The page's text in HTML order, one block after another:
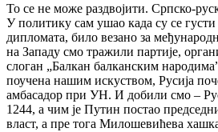
То се не може раздвојити. Српско-
У политику сам ушао када су се
дипломата, било везано за
на Западу смо тражили партије,
слоган „Балкан балканским
поучена нашим искуством, Русија
амбасадор при УН. И добили смо –
1244, а чим је Путин постао
власт, а пре тога Милошевићева